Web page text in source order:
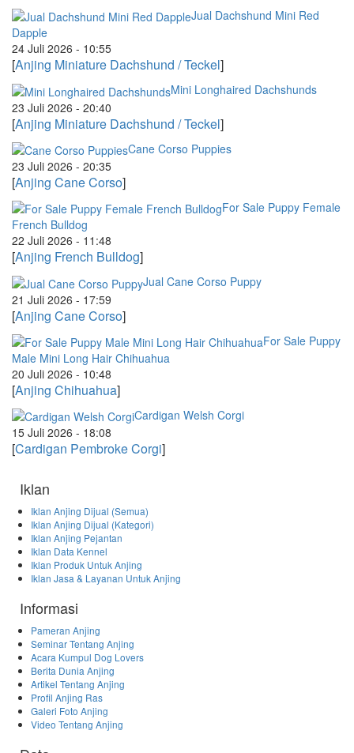
Jual Dachshund Mini Red
Dapple
24 Juli 2026 - 10:55
[Anjing Miniature Dachshund / Teckel]
Mini Longhaired Dachshunds
23 Juli 2026 - 20:40
[Anjing Miniature Dachshund / Teckel]
Cane Corso Puppies
23 Juli 2026 - 20:35
[Anjing Cane Corso]
For Sale Puppy Female
French Bulldog
22 Juli 2026 - 11:48
[Anjing French Bulldog]
Jual Cane Corso Puppy
21 Juli 2026 - 17:59
[Anjing Cane Corso]
For Sale Puppy
Male Mini Long Hair Chihuahua
20 Juli 2026 - 10:48
[Anjing Chihuahua]
Cardigan Welsh Corgi
15 Juli 2026 - 18:08
[Cardigan Pembroke Corgi]
Iklan
Iklan Anjing Dijual (Semua)
Iklan Anjing Dijual (Kategori)
Iklan Anjing Pejantan
Iklan Data Kennel
Iklan Produk Untuk Anjing
Iklan Jasa & Layanan Untuk Anjing
Informasi
Pameran Anjing
Seminar Tentang Anjing
Acara Kumpul Dog Lovers
Berita Dunia Anjing
Artikel Tentang Anjing
Profil Anjing Ras
Galeri Foto Anjing
Video Tentang Anjing